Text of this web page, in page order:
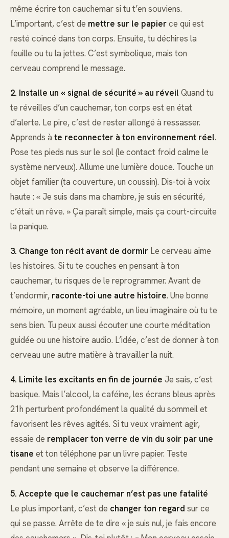
même écrire ton cauchemar si tu t’en souviens.
L’important, c’est de mettre sur le papierce qui est
resté coincé dans ton corps. Ensuite, tu déchires la
feuille ou tu la jettes. C’est symbolique, mais ton
cerveau comprend le message.
2. Installe un « signal de sécurité » au réveil Quand tu
te réveilles d’un cauchemar, ton corps est en état
d’alerte. Le pire, c’est de rester allongé à ressasser.
Apprends à te reconnecter à ton environnement réel.
Pose tes pieds nus sur le sol (le contact froid calme le
système nerveux). Allume une lumière douce. Touche un
objet familier (ta couverture, un coussin). Dis-toi à voix
haute : « Je suis dans ma chambre, je suis en sécurité,
c’était un rêve. » Ça paraît simple, mais ça court-circuite
la panique.
3. Change ton récit avant de dormir Le cerveau aime
les histoires. Si tu te couches en pensant à ton
cauchemar, tu risques de le reprogrammer. Avant de
t’endormir, raconte-toi une autre histoire. Une bonne
mémoire, un moment agréable, un lieu imaginaire où tu te
sens bien. Tu peux aussi écouter une courte méditation
guidée ou une histoire audio. L’idée, c’est de donner à ton
cerveau une autre matière à travailler la nuit.
4. Limite les excitants en fin de journée Je sais, c’est
basique. Mais l’alcool, la caféine, les écrans bleus après
21h perturbent profondément la qualité du sommeil et
favorisent les rêves agités. Si tu veux vraiment agir,
essaie de remplacer ton verre de vin du soir par une
tisane et ton téléphone par un livre papier. Teste
pendant une semaine et observe la différence.
5. Accepte que le cauchemar n’est pas une fatalité
Le plus important, c’est de changer ton regard sur ce
qui se passe. Arrête de te dire « je suis nul, je fais encore